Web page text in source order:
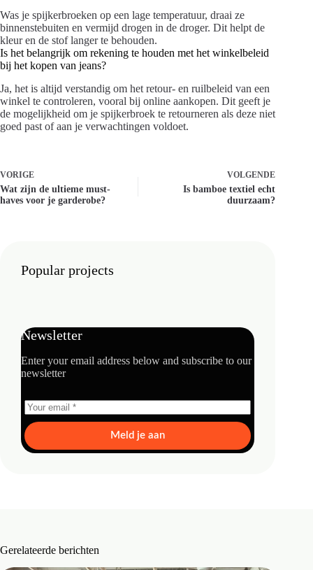
Was je spijkerbroeken op een lage temperatuur, draai ze
binnenstebuiten en vermijd drogen in de droger. Dit helpt de
kleur en de stof langer te behouden.
Is het belangrijk om rekening te houden met het winkelbeleid
bij het kopen van jeans?
Ja, het is altijd verstandig om het retour- en ruilbeleid van een
winkel te controleren, vooral bij online aankopen. Dit geeft je
de mogelijkheid om je spijkerbroek te retourneren als deze niet
goed past of aan je verwachtingen voldoet.
VORIGE
Wat zijn de ultieme must-
haves voor je garderobe?
VOLGENDE
Is bamboe textiel echt
duurzaam?
Popular projects
Newsletter
Enter your email address below and subscribe to our
newsletter
Meld je aan
Gerelateerde berichten